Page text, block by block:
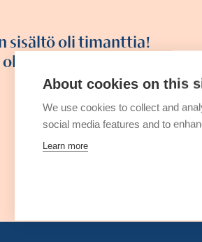
sisältö oli timanttia!
hyvin ajankohtaisia.
About cookies on this
We use cookies to collect and
social media features and to
Learn more